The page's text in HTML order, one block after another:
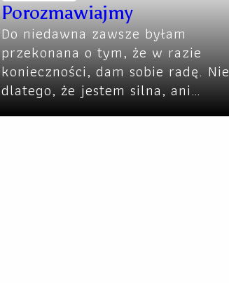
Porozmawiajmy
Do niedawna zawsze byłam
przekonana o tym, że w razie
konieczności, dam sobie radę. Nie
dlatego, że jestem silna, ani…